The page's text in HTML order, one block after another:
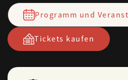
Programm und
Tickets kaufen